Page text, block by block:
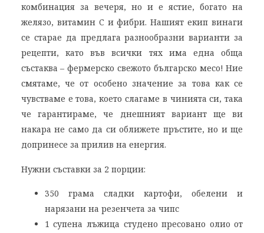
комбинация за вечеря, но и е ястие, богато на
желязо, витамин C и фибри. Нашият екип винаги
се старае да предлага разнообразни варианти за
рецепти, като във всички тях има една обща
състаква – фермерско свежото българско месо! Ние
смятаме, че от особено значение за това как се
чувстваме е това, което слагаме в чинията си, така
че гарантираме, че днешният вариант ще ви
накара не само да си оближете пръстите, но и ще
допринесе за прилив на енергия.
Нужни съставки за 2 порции:
350 грама сладки картофи, обелени и
нарязани на резенчета за чипс
1 супена лъжица студено пресовано олио от